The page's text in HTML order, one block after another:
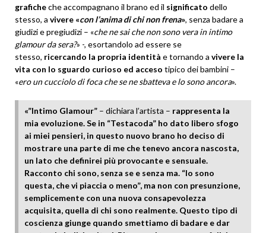
graficheche accompagnano il brano ed il significato dello
stesso, a vivere «con l’anima di chi non frena», senza badare a
giudizi e pregiudizi – «che ne sai che non sono vera in intimo
glamour da sera?» -, esortandolo ad essere se
stesso, ricercando la propria identità e tornando a vivere la
vita con lo sguardo curioso ed acceso tipico dei bambini –
«ero un cucciolo di foca che se ne sbatteva e lo sono ancora».
«”Intimo Glamour” – dichiara l’artista – rappresenta la
mia evoluzione. Se in “Testacoda” ho dato libero sfogo
ai miei pensieri, in questo nuovo brano ho deciso di
mostrare una parte di me che tenevo ancora nascosta,
un lato che definirei più provocante e sensuale.
Racconto chi sono, senza se e senza ma. “Io sono
questa, che vi piaccia o meno”, ma non con presunzione,
semplicemente con una nuova consapevolezza
acquisita, quella di chi sono realmente. Questo tipo di
coscienza giunge quando smettiamo di badare e dar